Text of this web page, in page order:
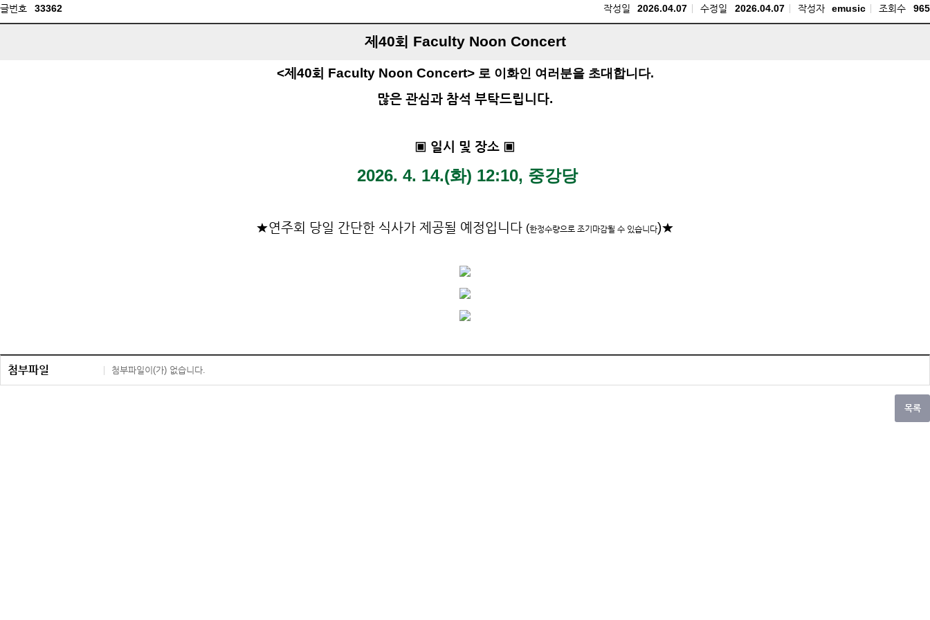
글번호 33362 작성일 2026.04.07 수정일 2026.04.07 작성자 emusic 조회수 965
제40회 Faculty Noon Concert
<제40회 Faculty Noon Concert> 로 이화인 여러분을 초대합니다.
많은 관심과 참석 부탁드립니다.
▣ 일시 및 장소 ▣
2026. 4. 14.(화) 12:10, 중강당
★연주회 당일 간단한 식사가 제공될 예정입니다 (한정수량으로 조기마감될 수 있습니다)★
첨부파일 첨부파일이(가) 없습니다.